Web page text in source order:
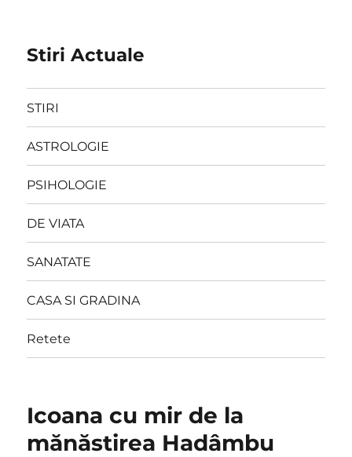
Stiri Actuale
STIRI
ASTROLOGIE
PSIHOLOGIE
DE VIATA
SANATATE
CASA SI GRADINA
Retete
Icoana cu mir de la
mănăstirea Hadâmbu